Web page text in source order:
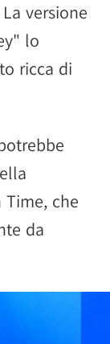
versione
lo
ricca di
Time, che
da